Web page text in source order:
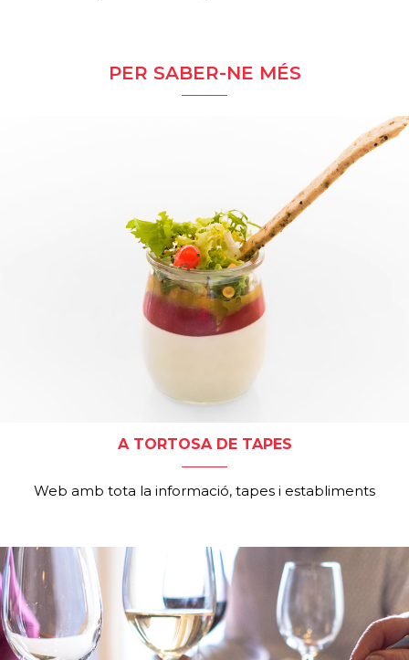
PER SABER-NE MÉS
A TORTOSA DE TAPES
Web amb tota la informació, tapes i establiments